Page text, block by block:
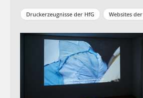
Druckerzeugnisse der HfG Websites